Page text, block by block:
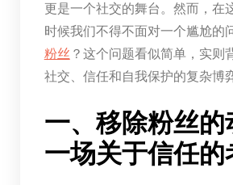
更是一个社交的舞台。然而，在
时候我们不得不面对一个尴尬的
粉丝 ？这个问题看似简单，实则
社交、信任和自我保护的复杂博
一、移除粉丝的
一场关于信任的